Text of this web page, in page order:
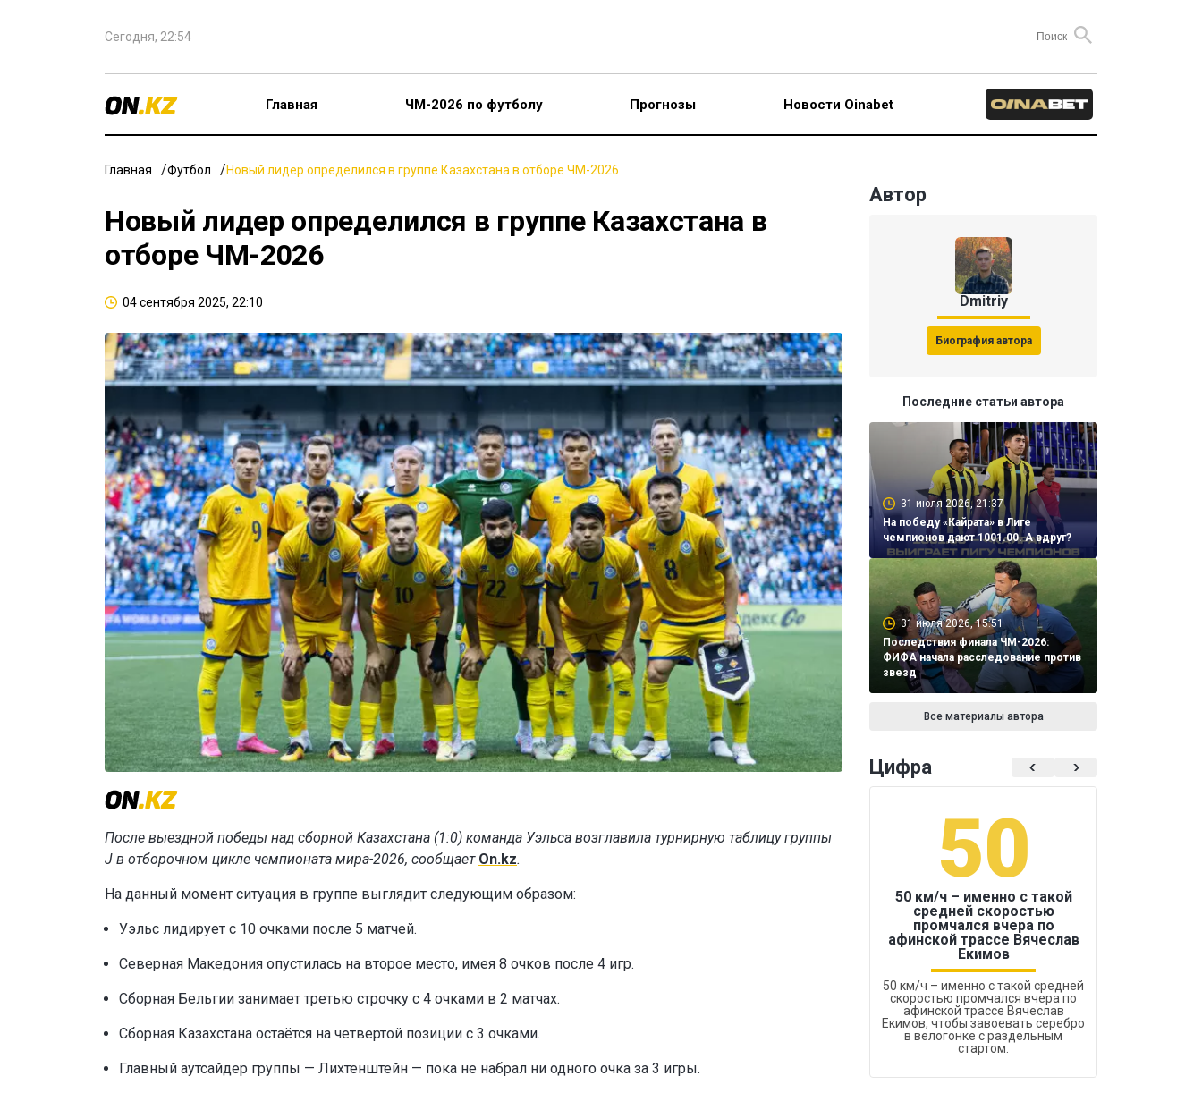
Сегодня, 22:54
Главная ЧМ-2026 по футболу Прогнозы Новости Oinabet
Главная Футбол Новый лидер определился в группе Казахстана в отборе ЧМ-2026
Новый лидер определился в группе Казахстана в
отборе ЧМ-2026
04 сентября 2025, 22:10
После выездной победы над сборной Казахстана (1:0) команда Уэльса возглавила турнирную таблицу группы
J в отборочном цикле чемпионата мира-2026, сообщает On.kz.
На данный момент ситуация в группе выглядит следующим образом:
Уэльс лидирует с 10 очками после 5 матчей.
Северная Македония опустилась на второе место, имея 8 очков после 4 игр.
Сборная Бельгии занимает третью строчку с 4 очками в 2 матчах.
Сборная Казахстана остаётся на четвертой позиции с 3 очками.
Главный аутсайдер группы — Лихтенштейн — пока не набрал ни одного очка за 3 игры.
Автор
Dmitriy
Биография автора
Последние статьи автора
31 июля 2026, 21:37
На победу «Кайрата» в Лиге
чемпионов дают 1001.00. А вдруг?
31 июля 2026, 15:51
Последствия финала ЧМ-2026:
ФИФА начала расследование против
звезд
Все материалы автора
Цифра
50
50 км/ч – именно с такой
средней скоростью
промчался вчера по
афинской трассе Вячеслав
Екимов
50 км/ч – именно с такой средней
скоростью промчался вчера по
афинской трассе Вячеслав
Екимов, чтобы завоевать серебро
в велогонке с раздельным
стартом.